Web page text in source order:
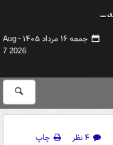
جمعه ۱۶ مرداد ۱۴۰۵ -
Aug
7 2026
۴ نظر
چاپ